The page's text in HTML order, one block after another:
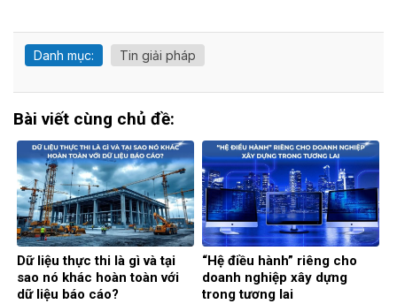
Danh mục: Tin giải pháp
Bài viết cùng chủ đề:
Dữ liệu thực thi là gì và tại
sao nó khác hoàn toàn với
dữ liệu báo cáo?
“Hệ điều hành” riêng cho
doanh nghiệp xây dựng
trong tương lai